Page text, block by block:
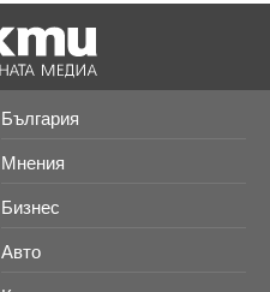
България
Мнения
Бизнес
Авто